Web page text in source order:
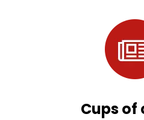
Cups of